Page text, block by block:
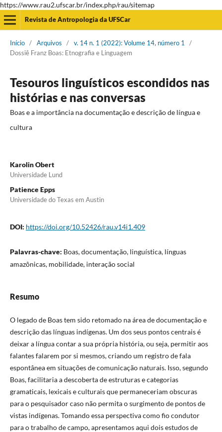
https://www.rau2.ufscar.br/index.php/rau/sitemap
Revista de Antropologia da UFSCar
Início / Arquivos / v. 14 n. 1 (2022): Volume 14, número 1
/
Dossiê Franz Boas: Etnografia e Linguagem
Tesouros linguísticos escondidos nas
histórias e nas conversas
Boas e a importância na documentação e descrição de língua e
cultura
Karolin Obert
Universidade Lund
Patience Epps
Universidade do Texas em Austin
DOI: https://doi.org/10.52426/rau.v14i1.409
Palavras-chave: Boas, documentação, linguística, línguas
amazônicas, mobilidade, interação social
Resumo
O legado de Boas tem sido retomado na área de documentação e
descrição das línguas indígenas. Um dos seus pontos centrais é
deixar a língua contar a sua própria história, ou seja, permitir aos
falantes falarem por si mesmos, criando um registro de fala
espontânea em situações de comunicação naturais. Isso, segundo
Boas, facilitaria a descoberta de estruturas e categorias
gramaticais, lexicais e culturais que permaneceriam obscuras
para o pesquisador caso não permita o surgimento de pontos de
vistas indígenas. Tomando essa perspectiva como fio condutor
para o trabalho de campo, apresentamos aqui dois estudos de